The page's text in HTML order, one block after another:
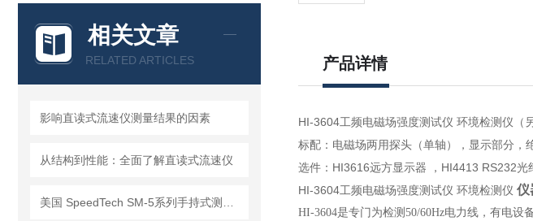
相关文章
RELATED ARTICLES
影响直读式流速仪测量结果的因素
从结构到性能：全面了解直读式流速仪
产品详情
HI-3604工频电磁场强度测试仪 环境检测仪（
标配：电磁场两用探头（单轴），显示部分，
选件：HI3616远方显示器 ，HI4413 RS232光
HI-3604工频电磁场强度测试仪 环境检测仪 仪
HI-3604是专门为检测 50/60Hz电力线，有电设